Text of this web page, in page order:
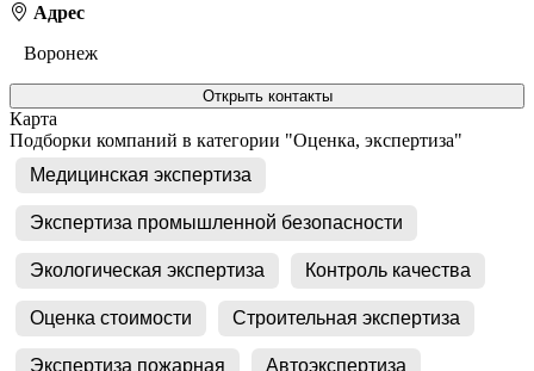
Адрес
Воронеж
Открыть контакты
Карта
Подборки компаний в категории "Оценка, экспертиза"
Медицинская экспертиза
Экспертиза промышленной безопасности
Экологическая экспертиза Контроль качества
Оценка стоимости Строительная экспертиза
Экспертиза пожарная Автоэкспертиза